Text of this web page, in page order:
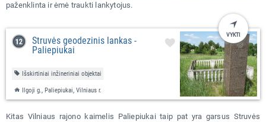
paženklinta ir ėmė traukti lankytojus.
Struvės geodezinis lankas -
Paliepiukai
Išskirtiniai inžineriniai objektai
Ilgoji g., Paliepiukai, Vilniaus r.
VYKTI
Kitas Vilniaus rajono kaimelis Paliepiukai taip pat yra garsus Struvės